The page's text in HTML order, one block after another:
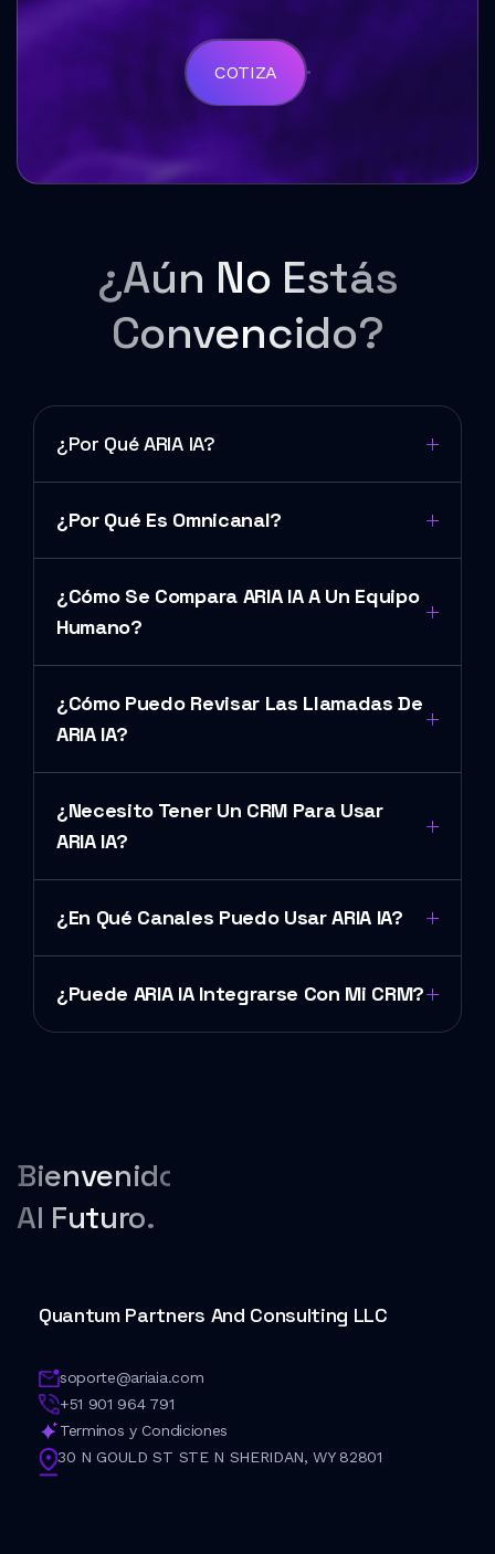
COTIZA
¿Aún No Estás
Convencido?
¿Por Qué ARIA IA?
¿Por Qué Es Omnicanal?
¿Cómo Se Compara ARIA IA A Un Equipo
Humano?
¿Cómo Puedo Revisar Las Llamadas De
ARIA IA?
¿Necesito Tener Un CRM Para Usar
ARIA IA?
¿En Qué Canales Puedo Usar ARIA IA?
¿Puede ARIA IA Integrarse Con Mi CRM?
Bienvenido
Al Futuro.
Quantum Partners And Consulting LLC
soporte@ariaia.com
+51 901 964 791
Terminos y Condiciones
30 N GOULD ST STE N SHERIDAN, WY 82801